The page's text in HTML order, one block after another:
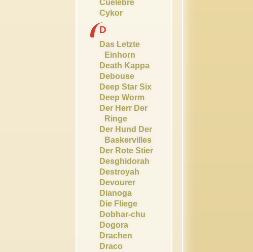
Cuelebre
Cykor
D
Das Letzte
Einhorn
Death Kappa
Debouse
Deep Star Six
Deep Worm
Der Herr Der
Ringe
Der Hund Der
Baskervilles
Der Rote Stier
Desghidorah
Destroyah
Devourer
Dianoga
Die Fliege
Dobhar-chu
Dogora
Drachen
Draco